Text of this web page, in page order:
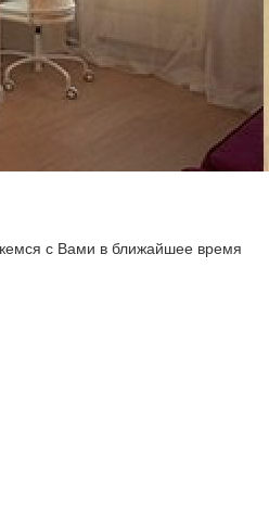
с Вами в ближайшее время